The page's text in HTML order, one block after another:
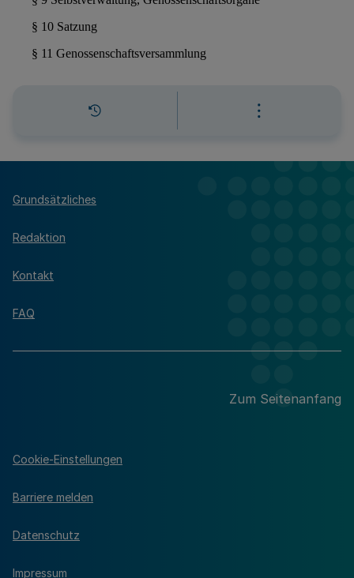
Grundsätzliches
Redaktion
Kontakt
FAQ
Zum Seitenanfang
Cookie-Einstellungen
Barriere melden
Datenschutz
Impressum